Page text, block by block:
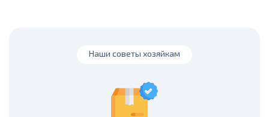
Наши советы хозяйкам